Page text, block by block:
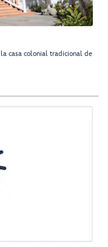
casa colonial tradicional de